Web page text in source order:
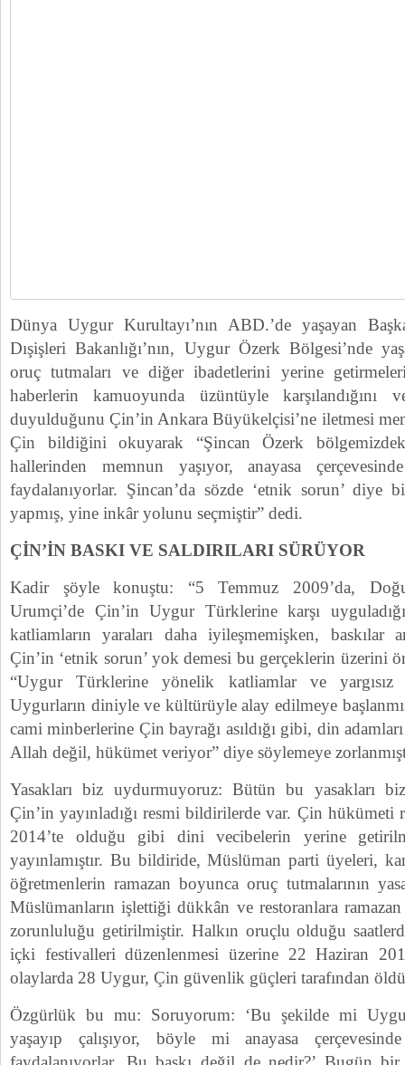
Dünya Uygur Kurultayı’nın ABD.’de yaşayan
Dışişleri Bakanlığı’nın, Uygur Özerk Bölgesi’nde
oruç tutmaları ve diğer ibadetlerini yerine
haberlerin kamuoyunda üzüntüyle
duyulduğunu Çin’in Ankara Büyükelçisi’ne iletmesi
Çin bildiğini okuyarak “Şincan Özerk
hallerinden memnun yaşıyor, anayasa
faydalanıyorlar. Şincan’da sözde ‘etnik sorun’ diye
yapmış, yine inkâr yolunu seçmiştir” dedi.
ÇİN’İN BASKI VE SALDIRILARI SÜRÜYOR
Kadir şöyle konuştu: “5 Temmuz 2009’da,
Urumçi’de Çin’in Uygur Türklerine karşı
katliamların yaraları daha iyileşmemişken, baskılar
Çin’in ‘etnik sorun’ yok demesi bu gerçeklerin üzerini
“Uygur Türklerine yönelik katliamlar ve
Uygurların diniyle ve kültürüyle alay edilmeye
cami minberlerine Çin bayrağı asıldığı gibi, din adamları
Allah değil, hükümet veriyor” diye söylemeye
Yasakları biz uydurmuyoruz: Bütün bu yasakları
Çin’in yayınladığı resmi bildirilerde var. Çin hükümeti
2014’te olduğu gibi dini vecibelerin yerine
yayınlamıştır. Bu bildiride, Müslüman parti üyeleri,
öğretmenlerin ramazan boyunca oruç tutmalarının
Müslümanların işlettiği dükkân ve restoranlara
zorunluluğu getirilmiştir. Halkın oruçlu olduğu
içki festivalleri düzenlenmesi üzerine 22 Haziran
olaylarda 28 Uygur, Çin güvenlik güçleri tarafından
Özgürlük bu mu: Soruyorum: ‘Bu şekilde mi
yaşayıp çalışıyor, böyle mi anayasa